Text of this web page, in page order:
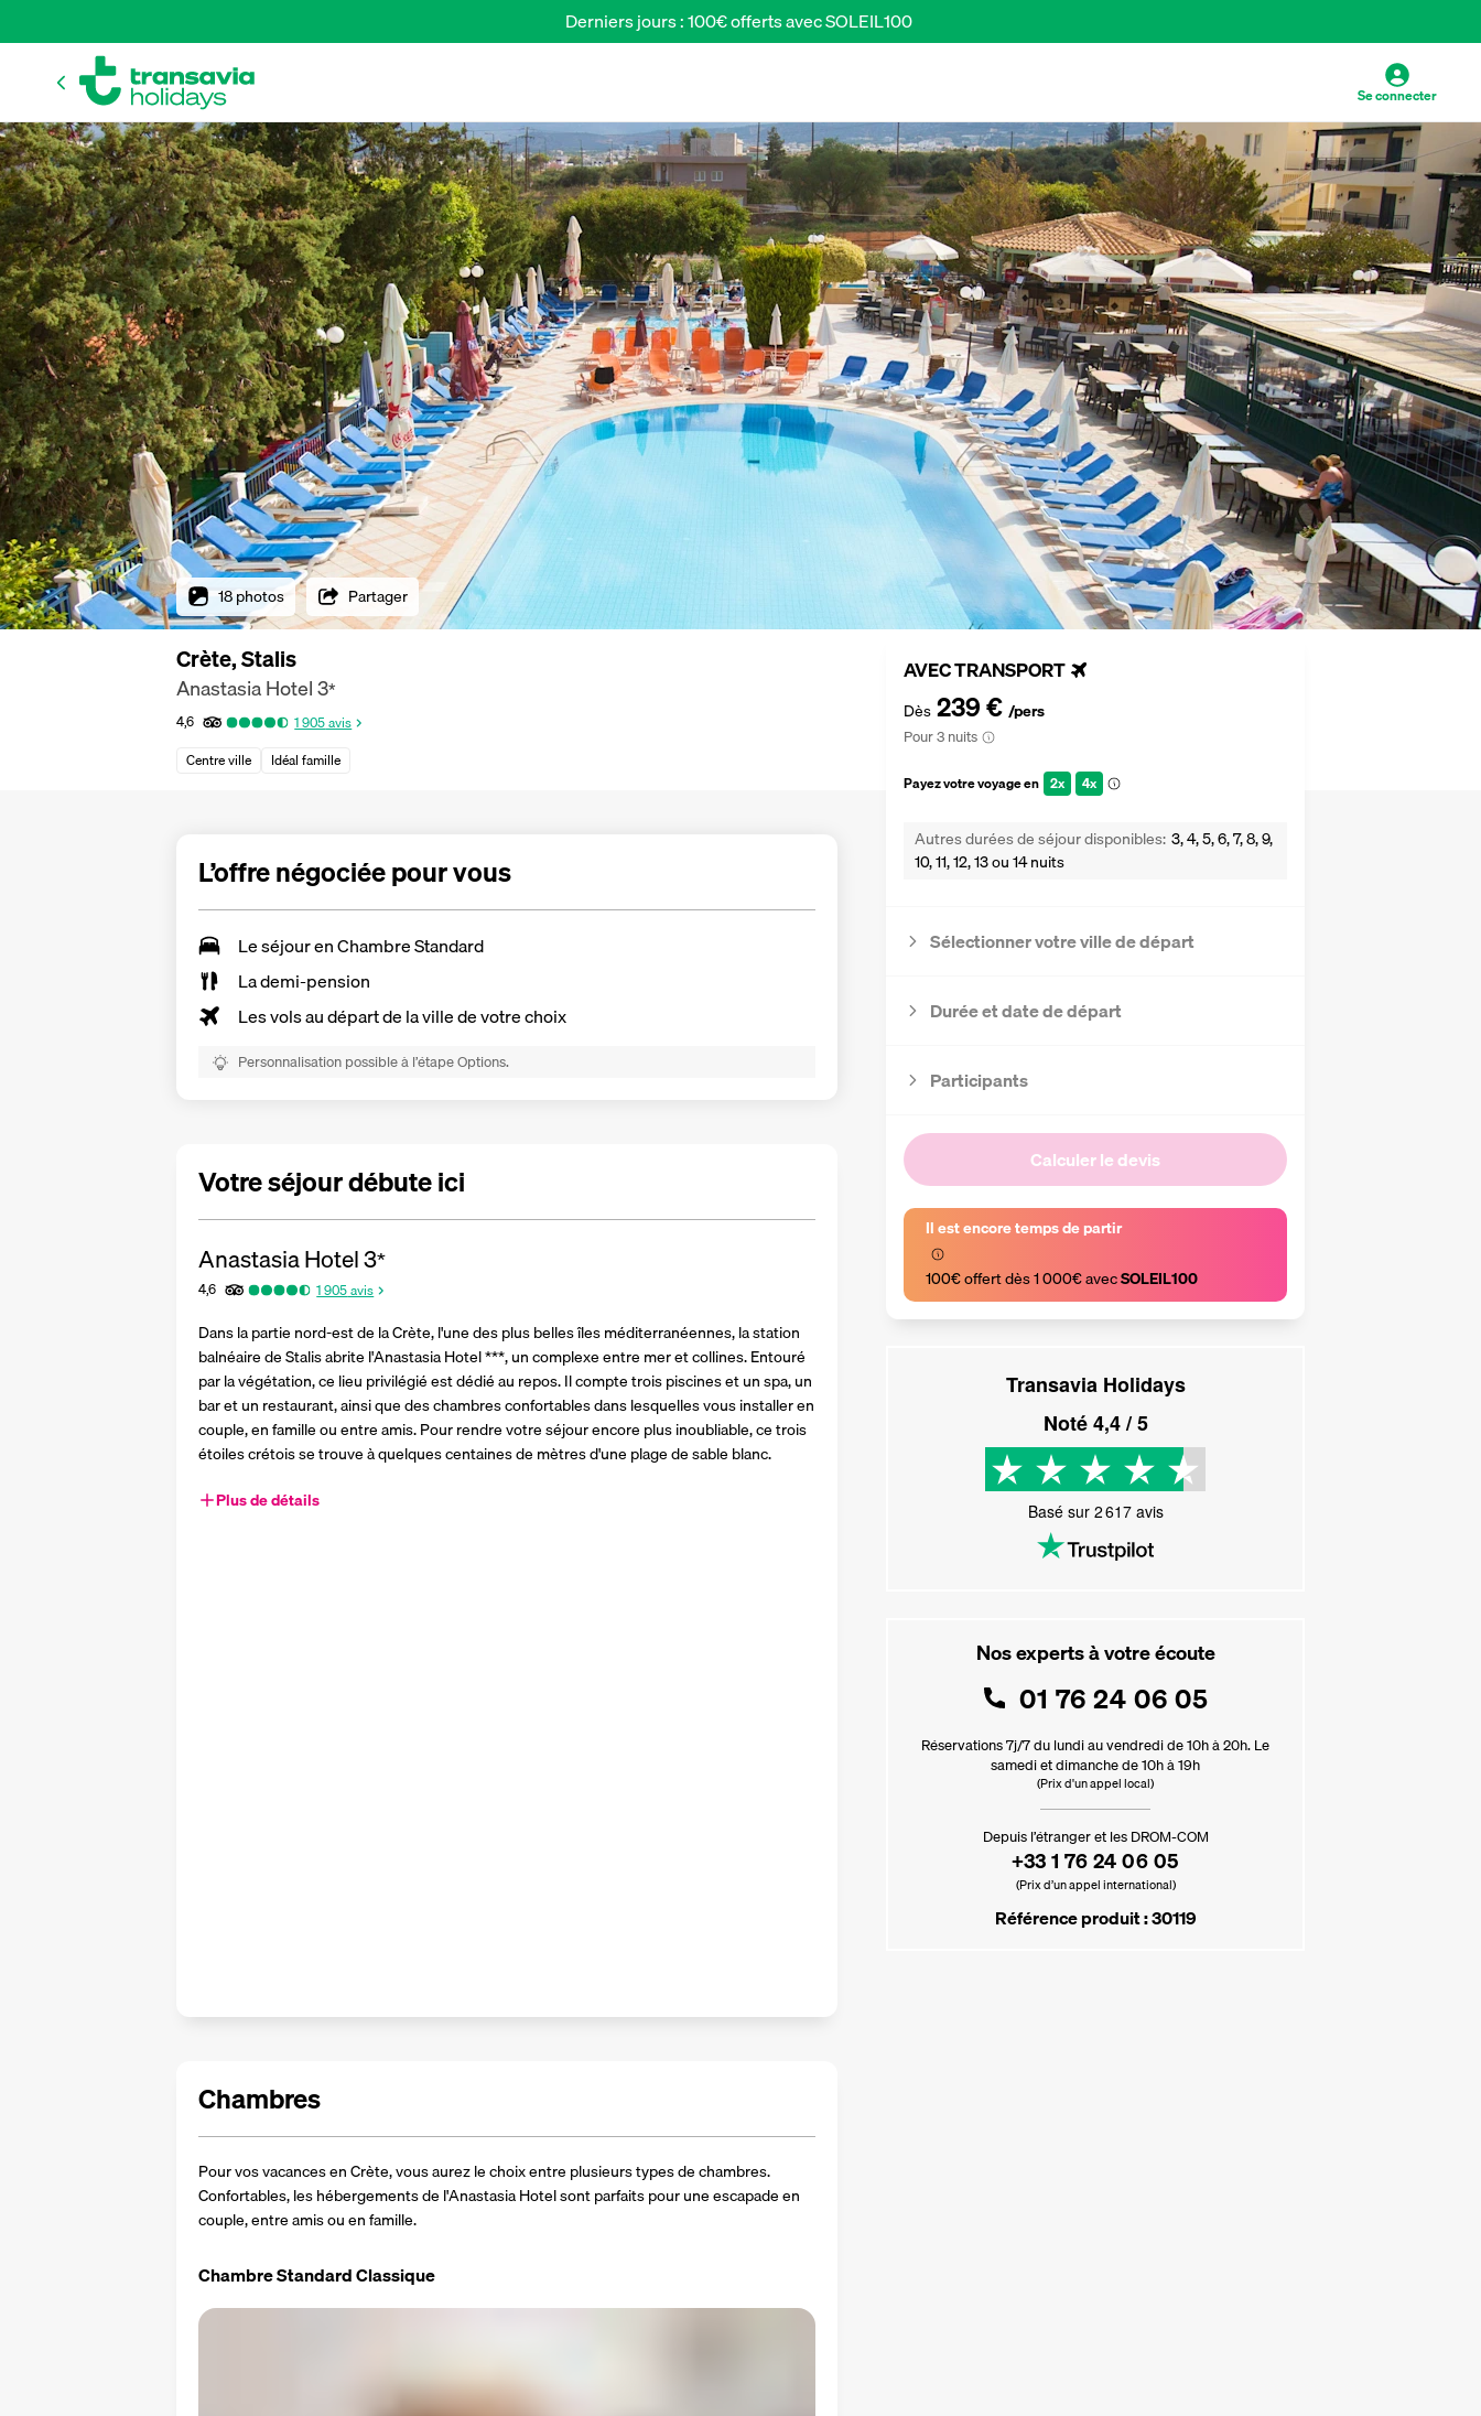
Derniers jours : 100€ offerts avec SOLEIL100
Se connecter
18 photos Partager
Crète, Stalis
Anastasia Hotel3*
4,6 1 905avis
Centre ville
Idéal famille
AVEC TRANSPORT
Dès 239 € /pers
Pour 3 nuits
Payez votre voyage en 2x 4x
Autres durées de séjour disponibles 3, 4, 5, 6, 7, 8, 9,
10, 11, 12, 13 ou 14 nuits
Sélectionner votre ville de départ
Durée et date de départ
Participants
Calculer le devis
Il est encore temps de partir
100€ offert dès 1 000€ avec SOLEIL100
Transavia Holidays
Noté4,4/ 5
Basé sur 2 617avis
Nos experts à votre écoute
01 76 24 06 05
Réservations 7j/7 du lundi au vendredi de 10h à 20h. Le
samedi et dimanche de 10h à 19h
(Prix d'un appel local)
Depuis l’étranger et les DROM-COM
+33 1 76 24 06 05
(Prix d’un appel international)
Référence produit : 30119
L’offre négociée pour vous
Le séjour en Chambre Standard
Lademi-pension
Les vols au départ de la ville de votre choix
Personnalisation possible à l’étape Options.
Votre séjour débute ici
Anastasia Hotel3*
4,6 1 905avis
Dans la partie nord-est de la Crète, l'une des plus belles îles méditerranéennes, la station
balnéaire de Stalis abrite l'Anastasia Hotel ***, un complexe entre mer et collines. Entouré
par la végétation, ce lieu privilégié est dédié au repos. Il compte trois piscines et un spa, un
bar et un restaurant, ainsi que des chambres confortables dans lesquelles vous installer en
couple, en famille ou entre amis. Pour rendre votre séjour encore plus inoubliable, ce trois
étoiles crétois se trouve à quelques centaines de mètres d'une plage de sable blanc.
Plus de détails
Chambres
Pour vos vacances en Crète, vous aurez le choix entre plusieurs types de chambres.
Confortables, les hébergements de l'Anastasia Hotel sont parfaits pour une escapade en
couple, entre amis ou en famille.
Chambre Standard Classique